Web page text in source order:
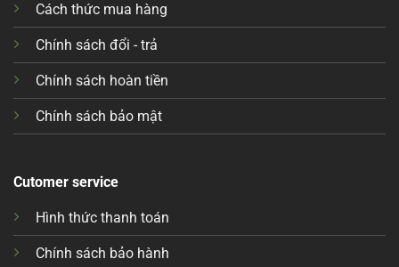
Cách thức mua hàng
Chính sách đổi - trả
Chính sách hoàn tiền
Chính sách bảo mật
Cutomer service
Hình thức thanh toán
Chính sách bảo hành